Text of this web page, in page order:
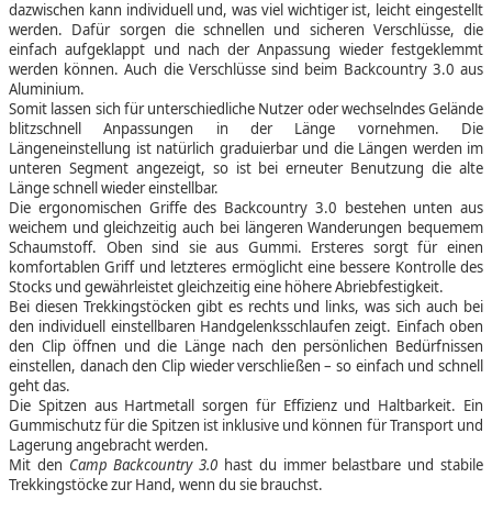
dazwischen kann individuell und, was viel wichtiger ist, leicht eingestellt
werden. Dafür sorgen die schnellen und sicheren Verschlüsse, die
einfach aufgeklappt und nach der Anpassung wieder festgeklemmt
werden können. Auch die Verschlüsse sind beim Backcountry 3.0 aus
Aluminium.
Somit lassen sich für unterschiedliche Nutzer oder wechselndes Gelände
blitzschnell Anpassungen in der Länge vornehmen. Die
Längeneinstellung ist natürlich graduierbar und die Längen werden im
unteren Segment angezeigt, so ist bei erneuter Benutzung die alte
Länge schnell wieder einstellbar.
Die ergonomischen Griffe des Backcountry 3.0 bestehen unten aus
weichem und gleichzeitig auch bei längeren Wanderungen bequemem
Schaumstoff. Oben sind sie aus Gummi. Ersteres sorgt für einen
komfortablen Griff und letzteres ermöglicht eine bessere Kontrolle des
Stocks und gewährleistet gleichzeitig eine höhere Abriebfestigkeit.
Bei diesen Trekkingstöcken gibt es rechts und links, was sich auch bei
den individuell einstellbaren Handgelenksschlaufen zeigt. Einfach oben
den Clip öffnen und die Länge nach den persönlichen Bedürfnissen
einstellen, danach den Clip wieder verschließen – so einfach und schnell
geht das.
Die Spitzen aus Hartmetall sorgen für Effizienz und Haltbarkeit. Ein
Gummischutz für die Spitzen ist inklusive und können für Transport und
Lagerung angebracht werden.
Mit den Camp Backcountry 3.0 hast du immer belastbare und stabile
Trekkingstöcke zur Hand, wenn du sie brauchst.